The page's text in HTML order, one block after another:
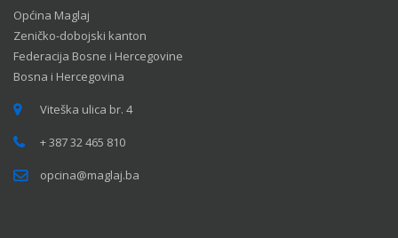
Općina Maglaj
Zeničko-dobojski kanton
Federacija Bosne i Hercegovine
Bosna i Hercegovina
Viteška ulica br. 4
+ 387 32 465 810
opcina@maglaj.ba